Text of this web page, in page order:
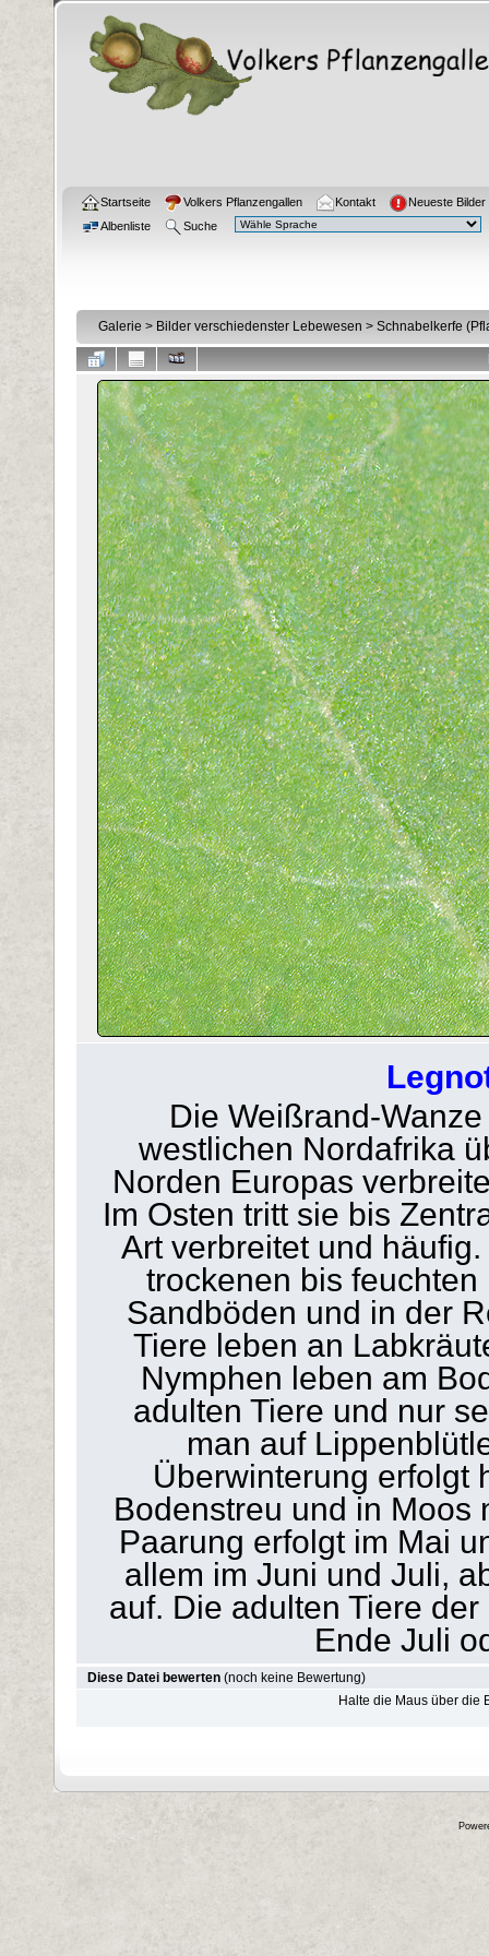
Startseite Volkers Pflanzengallen Kontakt
Neueste Bilder
Albenliste
Suche
Galerie > Bilder verschiedenster Lebewesen > Schnabelkerfe
Die Weißrand-
westlichen Nordafrika
Norden Europas
Im Osten tritt sie bis
Art verbreitet und
trockenen bis
Sandböden und in der
Tiere leben an
Nymphen leben am
adulten Tiere und nur
man auf
Überwinterung erfolgt
Bodenstreu und in Moos
Paarung erfolgt im Mai
allem im Juni und Juli,
auf. Die adulten Tiere
Ende Juli
Diese Datei bewerten (noch keine Bewertung)
Halte die Maus über die